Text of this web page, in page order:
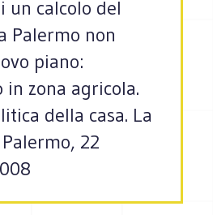
un calcolo del
Palermo non
piano:
in zona agricola.
della casa. La
22